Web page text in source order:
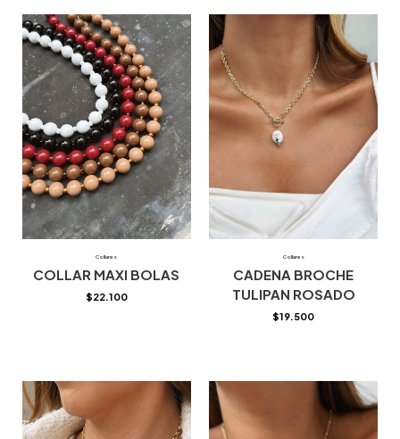
Collares
COLLAR MAXI BOLAS
$22.100
Collares
CADENA BROCHE
TULIPAN ROSADO
$19.500